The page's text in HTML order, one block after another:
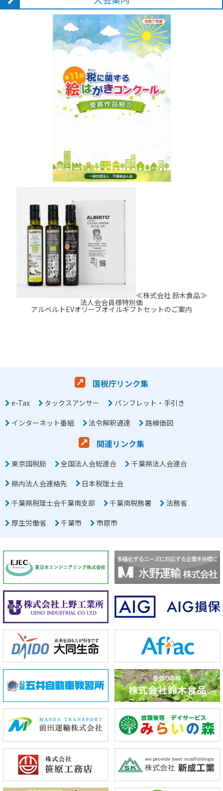
≪株式会社 鈴木食品≫
法人会会員様特別価
アルベルトEVオリーブオイルギフトセットのご案内
国税庁リンク集
e-Tax タックスアンサー
パンフレット・手引き
インターネット番組
法令解釈通達 路線価図
関連リンク集
東京国税局 全国法人会総連合
千葉県法人会連合
県内法人会連絡先
日本税理士会
千葉県税理士会千葉南支部
千葉南税務署
法務省
厚生労働省
千葉市 市原市